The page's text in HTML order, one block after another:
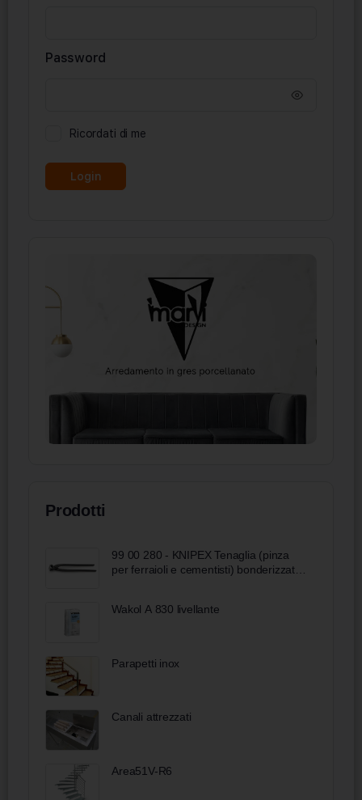
Password
Ricordati di me
Prodotti
99 00 280 - KNIPEX Tenaglia (pinza
per ferraioli e cementisti) bonderizzata
Wakol A 830 livellante
Parapetti inox
Canali attrezzati
Area51V-R6